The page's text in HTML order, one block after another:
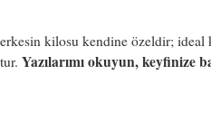
kilosu kendine özeldir; ideal
Yazılarımı okuyun, keyfinize